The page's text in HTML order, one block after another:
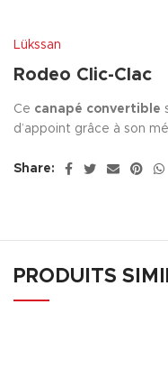
Lükssan
Rodeo Clic-Clac
Ce canapé convertible
d’appoint grâce à son
Share:
PRODUITS